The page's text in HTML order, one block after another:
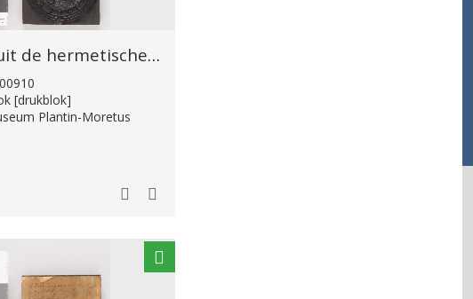
Diagram uit de hermetische kabbala
[drukblok]
Plantin-Moretus